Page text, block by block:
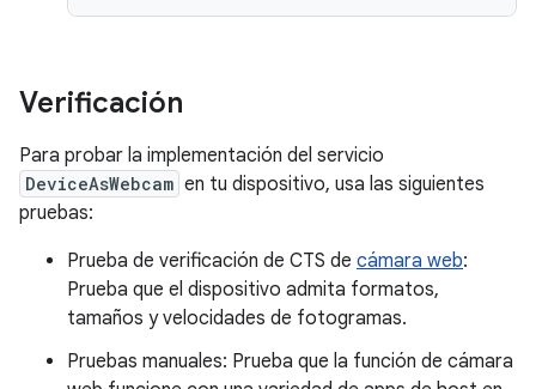
Verificación
Para probar la implementación del servicio
DeviceAsWebcam en tu dispositivo, usa las siguientes
pruebas:
Prueba de verificación de CTS de cámara web:
Prueba que el dispositivo admita formatos,
tamaños y velocidades de fotogramas.
Pruebas manuales: Prueba que la función de cámara